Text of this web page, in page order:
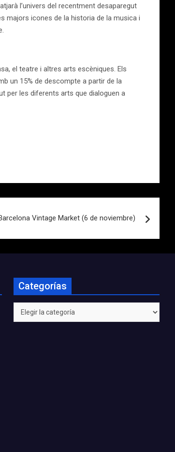
l’univers del recentment desaparegut
majors icones de la historia de la musica i
el teatre i altres arts escèniques. Els
un 15% de descompte a partir de la
per les diferents arts que dialoguen a
Vintage Market (6 de noviembre)
Categorías
Categorías